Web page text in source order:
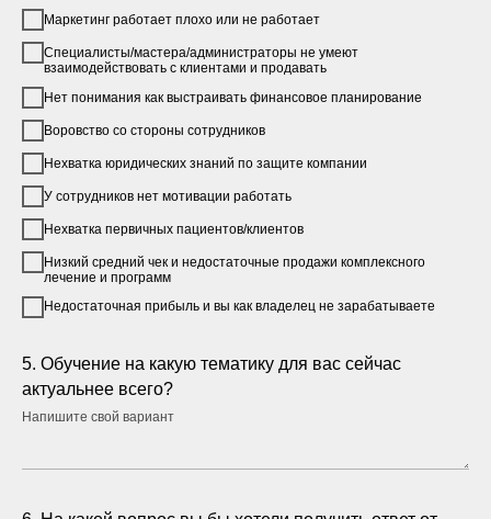
Маркетинг работает плохо или не работает
Специалисты/мастера/администраторы не умеют
взаимодействовать с клиентами и продавать
Нет понимания как выстраивать финансовое планирование
Воровство со стороны сотрудников
Нехватка юридических знаний по защите компании
У сотрудников нет мотивации работать
Нехватка первичных пациентов/клиентов
Низкий средний чек и недостаточные продажи комплексного
лечение и программ
Недостаточная прибыль и вы как владелец не зарабатываете
5. Обучение на какую тематику для вас сейчас
актуальнее всего?
Напишите свой вариант